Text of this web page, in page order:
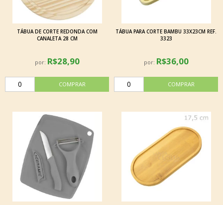
TÁBUA DE CORTE REDONDA COM
CANALETA 28 CM
por: R$28,90
TÁBUA PARA CORTE BAMBU 33X23CM REF.
3323
por: R$36,00